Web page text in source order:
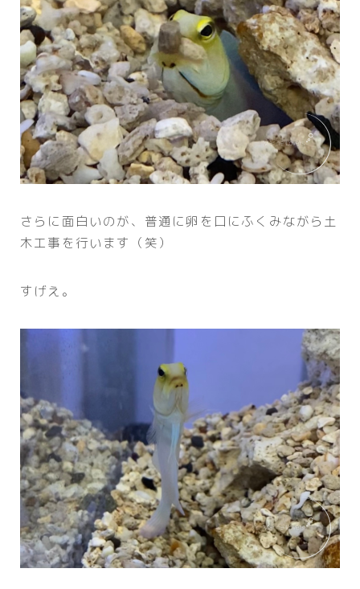
さらに面白いのが、普通に卵を口にふくみながら土
木工事を行います（笑）
すげえ。